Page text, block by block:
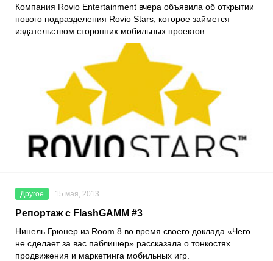
Компания Rovio Entertainment вчера объявила об открытии
нового подразделения Rovio Stars, которое займется
издательством сторонних мобильных проектов.
Другое 15 мая, 2013
Репортаж с FlashGAMM #3
Нинель Грюнер из Room 8 во время своего доклада «Чего
не сделает за вас паблишер» рассказала о тонкостях
продвижения и маркетинга мобильных игр.